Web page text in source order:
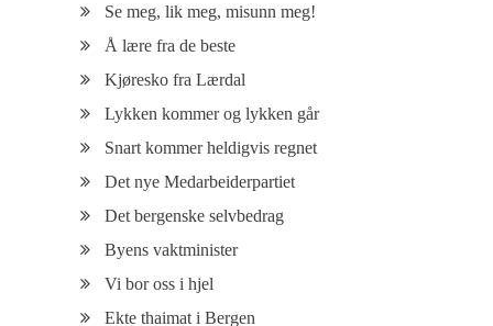
Se meg, lik meg, misunn meg!
Å lære fra de beste
Kjøresko fra Lærdal
Lykken kommer og lykken går
Snart kommer heldigvis regnet
Det nye Medarbeiderpartiet
Det bergenske selvbedrag
Byens vaktminister
Vi bor oss i hjel
Ekte thaimat i Bergen